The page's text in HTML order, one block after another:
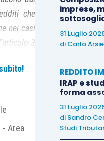
che
nei casi
3
ai
stato di
Area
imprese,
31 Luglio
di Carlo Arsie
REDDITO
IRAP e
forma
31 Luglio
di Sandro
Studi